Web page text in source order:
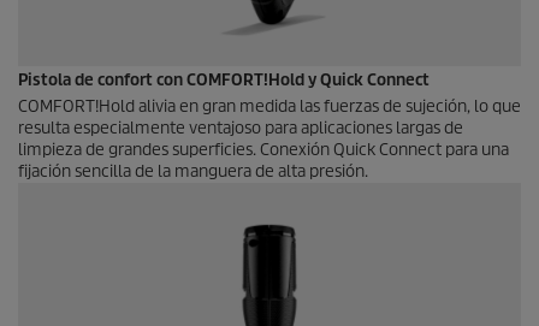
Pistola de confort con COMFORT!Hold yQuick Connect
COMFORT!Hold alivia en gran medida las fuerzas de sujeción, lo que
resulta especialmente ventajoso para aplicaciones largas de
limpieza de grandes superficies. Conexión Quick Connect para una
fijación sencilla de la manguera de alta presión.